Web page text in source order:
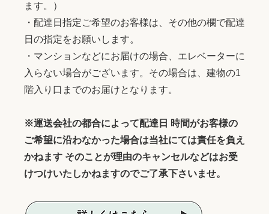
ます。）
・配達日指定ご希望のお客様は、その他の欄で配達
日の指定をお願いします。
・マンションなどにお届けの場合、エレベーターに
入らない場合がございます。その場合は、建物の1
階入り口までのお届けとなります。
※運送会社の都合によって配達日 時間がお客様の
ご希望に沿わなかった場合は当社にては責任を負え
かねます そのことが理由のキャンセルなどはお受
けつけいたしかねますのでご了承下さいませ。